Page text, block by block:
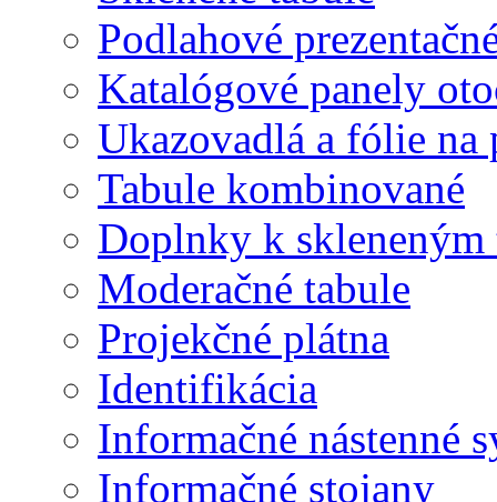
Podlahové
Katalógové panely
Ukazovadlá a fólie na
Tabule kombinované
Doplnky k skleneným
Moderačné tabule
Projekčné plátna
Identifikácia
Informačné nástenné
Informačné stojany